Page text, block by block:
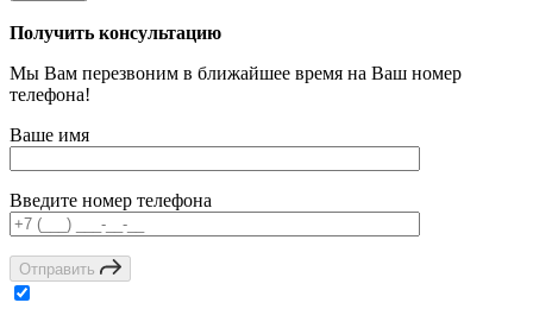
Получить консультацию
Мы Вам перезвоним в ближайшее время на Ваш номер
телефона!
Ваше имя
Введите номер телефона
Отправить